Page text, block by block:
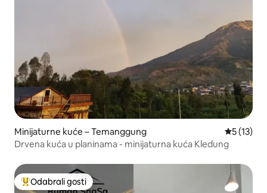
Minijaturne kuće – Temanggung Prosječna
5 (13)
Drvena kuća u planinama - minijaturna kuća Kledung
Među najviše rangiranima s oznakom „Odabrali gosti”
Odabrali gosti